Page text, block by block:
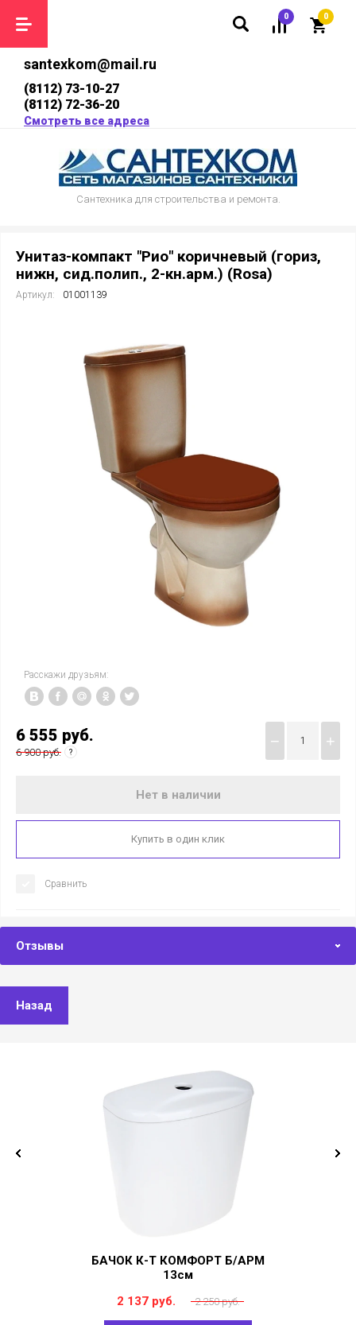
0 0
santexkom@mail.ru
(8112) 73-10-27
(8112) 72-36-20
Смотреть все адреса
Сантехника для строительства и ремонта.
БАЧОК К-Т КОМФОРТ Б/АРМ
13см
2 137 руб.
2 250 руб.
Унитаз-компакт "Рио" коричневый (гориз,
нижн, сид.полип., 2-кн.арм.) (Rosa)
Артикул: 01001139
Расскажи друзьям:
6 555 руб.
6 900 руб.
− +
Нет в наличии
Купить в один клик
Сравнить
Отзывы
Назад